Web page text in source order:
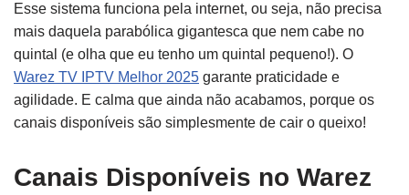
Esse sistema funciona pela internet, ou seja, não precisa
mais daquela parabólica gigantesca que nem cabe no
quintal (e olha que eu tenho um quintal pequeno!). O
Warez TV IPTV Melhor 2025 garante praticidade e
agilidade. E calma que ainda não acabamos, porque os
canais disponíveis são simplesmente de cair o queixo!
Canais Disponíveis no Warez